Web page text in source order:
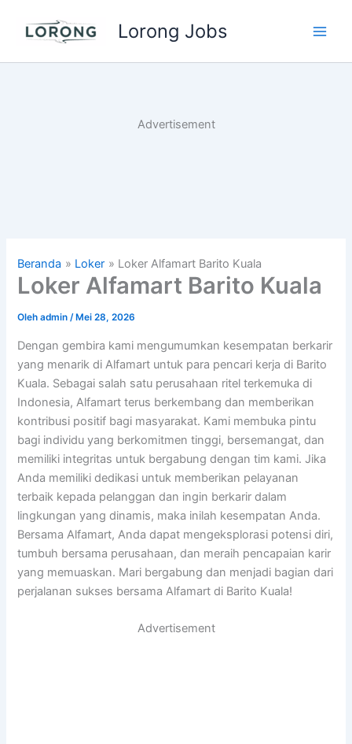
Lorong Jobs
Advertisement
Beranda Loker Loker Alfamart Barito Kuala
Loker Alfamart Barito Kuala
Olehadmin/ Mei 28, 2026
Dengan gembira kami mengumumkan kesempatan berkarir
yang menarik di Alfamart untuk para pencari kerja di Barito
Kuala. Sebagai salah satu perusahaan ritel terkemuka di
Indonesia, Alfamart terus berkembang dan memberikan
kontribusi positif bagi masyarakat. Kami membuka pintu
bagi individu yang berkomitmen tinggi, bersemangat, dan
memiliki integritas untuk bergabung dengan tim kami. Jika
Anda memiliki dedikasi untuk memberikan pelayanan
terbaik kepada pelanggan dan ingin berkarir dalam
lingkungan yang dinamis, maka inilah kesempatan Anda.
Bersama Alfamart, Anda dapat mengeksplorasi potensi diri,
tumbuh bersama perusahaan, dan meraih pencapaian karir
yang memuaskan. Mari bergabung dan menjadi bagian dari
perjalanan sukses bersama Alfamart di Barito Kuala!
Advertisement